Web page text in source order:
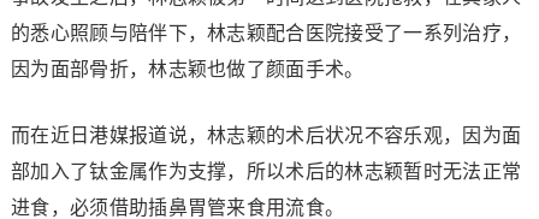
的悉心照顾与陪伴下，林志颖配合医院接受了一系列治疗，
因为面部骨折，林志颖也做了颜面手术。
而在近日港媒报道说，林志颖的术后状况不容乐观，因为面
部加入了钛金属作为支撑，所以术后的林志颖暂时无法正常
进食，必须借助插鼻胃管来食用流食。